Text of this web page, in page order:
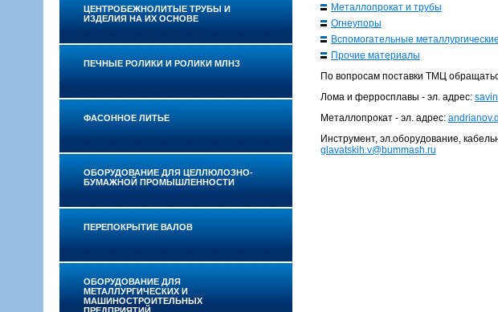
Металлопрокат и трубы
Огнеупоры
Вспомогательные
Прочие материалы
По вопросам поставки ТМЦ
Лома и ферросплавы - эл. адрес:
Металлопрокат - эл. адрес:
Инструмент, эл.оборудование,
glavatskih.v@bummash.ru
ЦЕНТРОБЕЖНОЛИТЫЕ ТРУБЫ И
ИЗДЕЛИЯ НА ИХ ОСНОВЕ
ПЕЧНЫЕ РОЛИКИ И РОЛИКИ МЛНЗ
ФАСОННОЕ ЛИТЬЕ
ОБОРУДОВАНИЕ ДЛЯ ЦЕЛЛЮЛОЗНО-
БУМАЖНОЙ ПРОМЫШЛЕННОСТИ
ПЕРЕПОКРЫТИЕ ВАЛОВ
ОБОРУДОВАНИЕ ДЛЯ
МЕТАЛЛУРГИЧЕСКИХ И
МАШИНОСТРОИТЕЛЬНЫХ